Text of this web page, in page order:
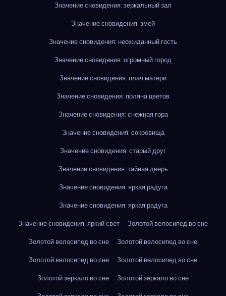
Значение сновидения: зеркальный зал
Значение сновидения: змей
Значение сновидения: неожиданный гость
Значение сновидения: огромный город
Значение сновидения: плач матери
Значение сновидения: поляна цветов
Значение сновидения: снежная гора
Значение сновидения: сокровища
Значение сновидения: старый друг
Значение сновидения: тайная дверь
Значение сновидения: яркая радуга
Значение сновидения: яркая радуга
Значение сновидения: яркий свет
Золотой велосипед во сне
Золотой велосипед во сне
Золотой велосипед во сне
Золотой велосипед во сне
Золотой велосипед во сне
Золотой зеркало во сне
Золотой зеркало во сне